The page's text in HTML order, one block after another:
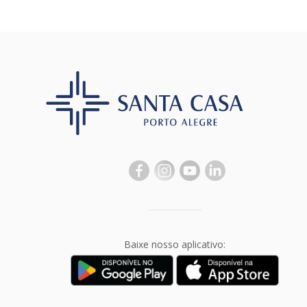
Baixe nosso aplicativo: